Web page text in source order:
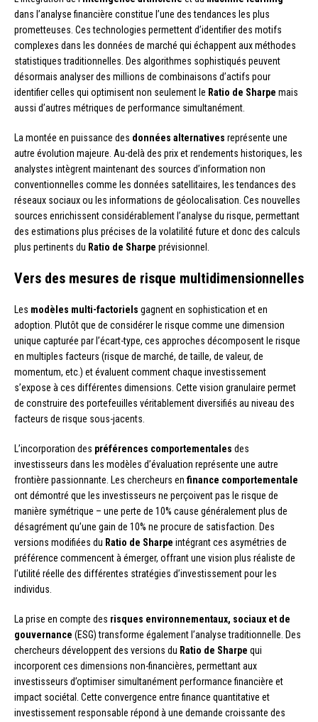
dans l’analyse financière constitue l’une des tendances les plus
prometteuses. Ces technologies permettent d’identifier des motifs
complexes dans les données de marché qui échappent aux méthodes
statistiques traditionnelles. Des algorithmes sophistiqués peuvent
désormais analyser des millions de combinaisons d’actifs pour
identifier celles qui optimisent non seulement le Ratio de Sharpe mais
aussi d’autres métriques de performance simultanément.
La montée en puissance des données alternatives représente une
autre évolution majeure. Au-delà des prix et rendements historiques, les
analystes intègrent maintenant des sources d’information non
conventionnelles comme les données satellitaires, les tendances des
réseaux sociaux ou les informations de géolocalisation. Ces nouvelles
sources enrichissent considérablement l’analyse du risque, permettant
des estimations plus précises de la volatilité future et donc des calculs
plus pertinents du Ratio de Sharpe prévisionnel.
Vers des mesures de risque multidimensionnelles
Les modèles multi-factoriels gagnent en sophistication et en
adoption. Plutôt que de considérer le risque comme une dimension
unique capturée par l’écart-type, ces approches décomposent le risque
en multiples facteurs (risque de marché, de taille, de valeur, de
momentum, etc.) et évaluent comment chaque investissement
s’expose à ces différentes dimensions. Cette vision granulaire permet
de construire des portefeuilles véritablement diversifiés au niveau des
facteurs de risque sous-jacents.
L’incorporation des préférences comportementales des
investisseurs dans les modèles d’évaluation représente une autre
frontière passionnante. Les chercheurs en finance comportementale
ont démontré que les investisseurs ne perçoivent pas le risque de
manière symétrique – une perte de 10% cause généralement plus de
désagrément qu’une gain de 10% ne procure de satisfaction. Des
versions modifiées du Ratio de Sharpe intégrant ces asymétries de
préférence commencent à émerger, offrant une vision plus réaliste de
l’utilité réelle des différentes stratégies d’investissement pour les
individus.
La prise en compte des risques environnementaux, sociaux et de
gouvernance (ESG) transforme également l’analyse traditionnelle. Des
chercheurs développent des versions du Ratio de Sharpe qui
incorporent ces dimensions non-financières, permettant aux
investisseurs d’optimiser simultanément performance financière et
impact sociétal. Cette convergence entre finance quantitative et
investissement responsable répond à une demande croissante des